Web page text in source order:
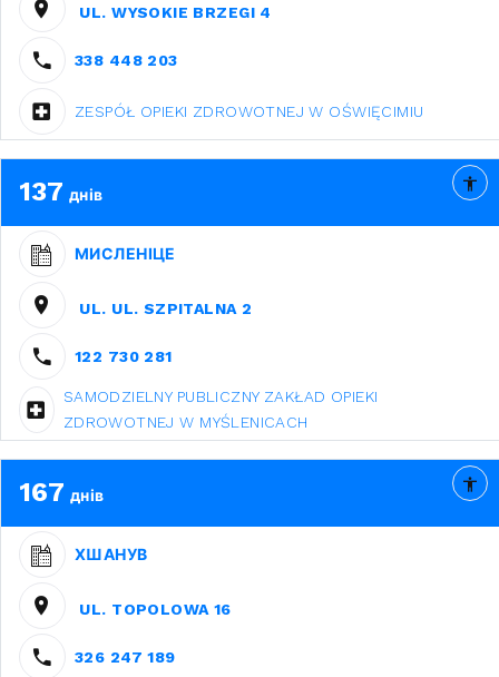
UL. WYSOKIE BRZEGI 4
338 448 203
ZESPÓŁ OPIEKI ZDROWOTNEJ W OŚWIĘCIMIU
137 днів
МИСЛЕНІЦЕ
UL. UL. SZPITALNA 2
122 730 281
SAMODZIELNY PUBLICZNY ZAKŁAD OPIEKI
ZDROWOTNEJ W MYŚLENICACH
167 днів
ХШАНУВ
UL. TOPOLOWA 16
326 247 189